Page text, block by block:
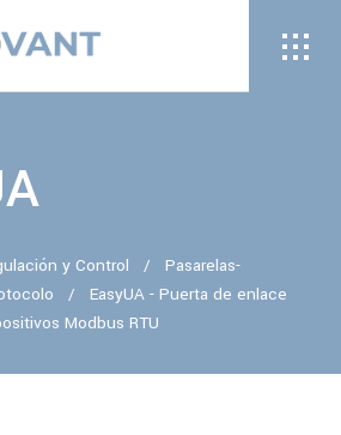
y Control /
Pasarelas-
/
EasyUA - Puerta de enlace
Modbus RTU